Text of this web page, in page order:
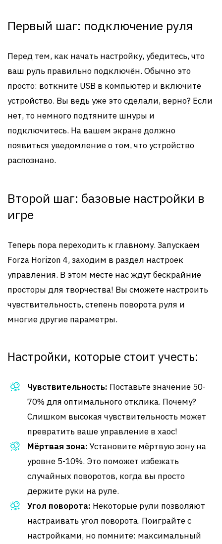
Первый шаг: подключение руля
Перед тем, как начать настройку, убедитесь, что
ваш руль правильно подключён. Обычно это
просто: воткните USB в компьютер и включите
устройство. Вы ведь уже это сделали, верно? Если
нет, то немного подтяните шнуры и
подключитесь. На вашем экране должно
появиться уведомление о том, что устройство
распознано.
Второй шаг: базовые настройки в
игре
Теперь пора переходить к главному. Запускаем
Forza Horizon 4, заходим в раздел настроек
управления. В этом месте нас ждут бескрайние
просторы для творчества! Вы сможете настроить
чувствительность, степень поворота руля и
многие другие параметры.
Настройки, которые стоит учесть:
Чувствительность: Поставьте значение 50-
70% для оптимального отклика. Почему?
Слишком высокая чувствительность может
превратить ваше управление в хаос!
Мёртвая зона: Установите мёртвую зону на
уровне 5-10%. Это поможет избежать
случайных поворотов, когда вы просто
держите руки на руле.
Угол поворота: Некоторые рули позволяют
настраивать угол поворота. Поиграйте с
настройками, но помните: максимальный